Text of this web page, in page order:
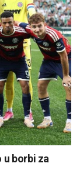
borbi za